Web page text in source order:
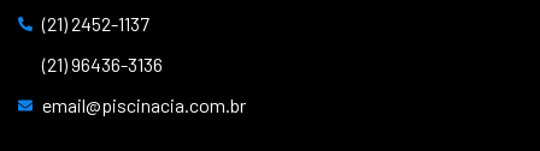
(21) 2452-1137
(21) 96436-3136
email@piscinacia.com.br